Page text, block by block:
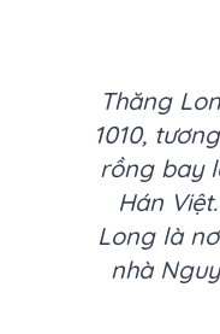
Thăng
1010,
rồng bay
Hán
Long là
nhà